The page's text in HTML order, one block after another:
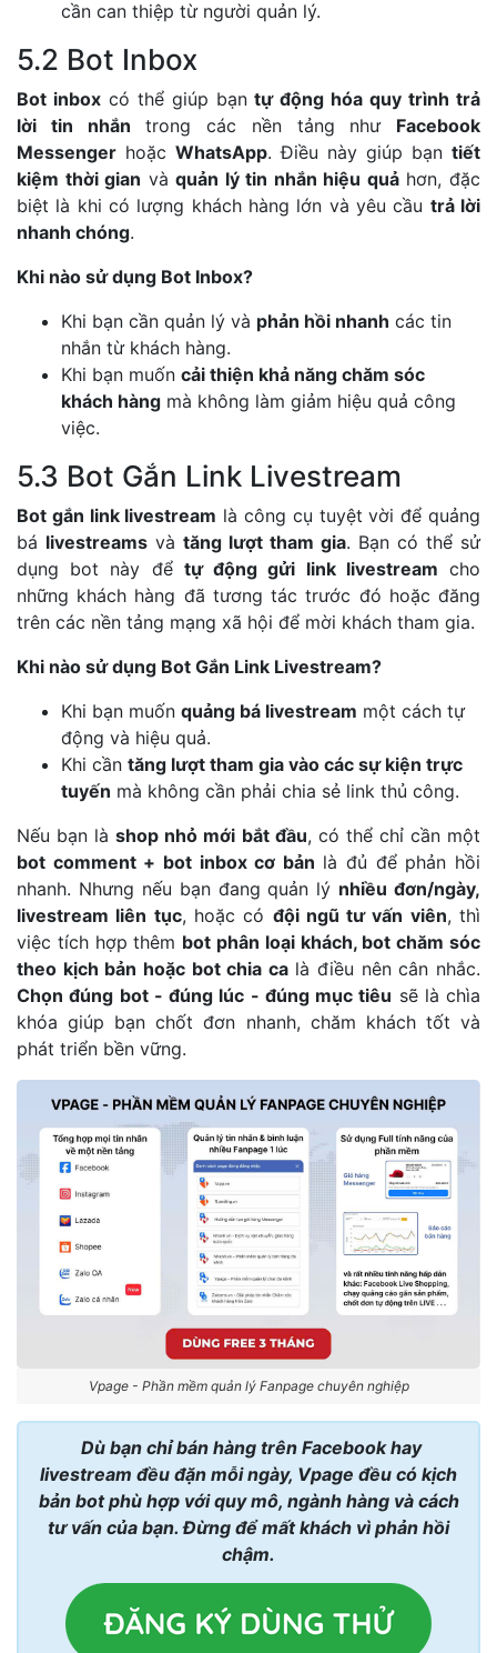
cần can thiệp từ người quản lý.
5.2 Bot Inbox
Bot inboxcó thể giúp bạntự động hóa quy trình trả
lời tin nhắn trong các nền tảng như Facebook
Messenger hoặc WhatsApp. Điều này giúp bạn tiết
kiệm thời gian vàquản lý tin nhắn hiệu quảhơn, đặc
biệt là khi có lượng khách hàng lớn và yêu cầu trả lời
nhanh chóng.
Khi nào sử dụng Bot Inbox?
Khi bạn cần quản lý và phản hồi nhanh các tin
nhắn từ khách hàng.
Khi bạn muốn cải thiện khả năng chăm sóc
khách hàng mà không làm giảm hiệu quả công
việc.
5.3 Bot Gắn Link Livestream
Bot gắn link livestream là công cụ tuyệt vời để quảng
bá livestreams và tăng lượt tham gia. Bạn có thể sử
dụng bot này để tự động gửi link livestream cho
những khách hàng đã tương tác trước đó hoặc đăng
trên các nền tảng mạng xã hội để mời khách tham gia.
Khi nào sử dụng Bot Gắn Link Livestream?
Khi bạn muốn quảng bá livestream một cách tự
động và hiệu quả.
Khi cần tăng lượt tham gia vào các sự kiện trực
tuyến mà không cần phải chia sẻ link thủ công.
Nếu bạn làshop nhỏ mới bắt đầu, có thể chỉ cần một
bot comment + bot inbox cơ bản là đủ để phản hồi
nhanh. Nhưng nếu bạn đang quản lý nhiều đơn/ngày,
livestream liên tục, hoặc có đội ngũ tư vấn viên, thì
việc tích hợp thêm bot phân loại khách, bot chăm sóc
theo kịch bản hoặc bot chia calà điều nên cân nhắc.
Chọn đúng bot - đúng lúc - đúng mục tiêu sẽ là chìa
khóa giúp bạn chốt đơn nhanh, chăm khách tốt và
phát triển bền vững.
Vpage - Phần mềm quản lý Fanpage chuyên nghiệp
Dù bạn chỉ bán hàng trên Facebook hay
livestream đều đặn mỗi ngày, Vpage đều có kịch
bản bot phù hợp với quy mô, ngành hàng và cách
tư vấn của bạn. Đừng để mất khách vì phản hồi
chậm.